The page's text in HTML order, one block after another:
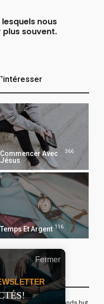
nous
souvent.
Commencer Avec
Jésus
366
Temps Et Argent 116
Matin
Fermer